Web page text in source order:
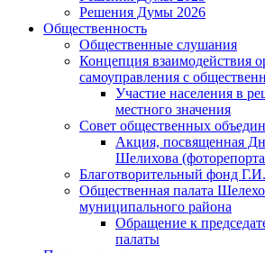
Решения Думы 2026
Общественность
Общественные слушания
Концепция взаимодействия
самоуправления с
Участие населения в
местного значения
Совет общественных
Акция, посвященная
Шелихова
Благотворительный фонд
Общественная палата
муниципального района
Обращение к
палаты